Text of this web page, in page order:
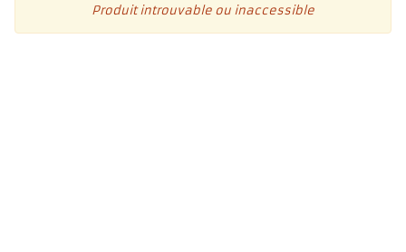
Produit introuvable ou inaccessible